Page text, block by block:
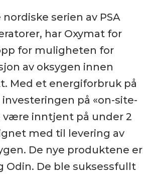
serien av PSA
har Oxymat for
for muligheten for
av oksygen innen
Med et energiforbruk på
investeringen på «on-site-
være inntjent på under 2
med til levering av
De nye produktene er
Odin. De ble suksessfullt